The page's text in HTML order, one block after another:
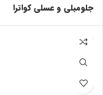
جلومبلی و عسلی کواترا